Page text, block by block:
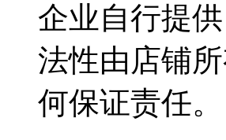
企业自行提
法性由店铺
何保证责任。